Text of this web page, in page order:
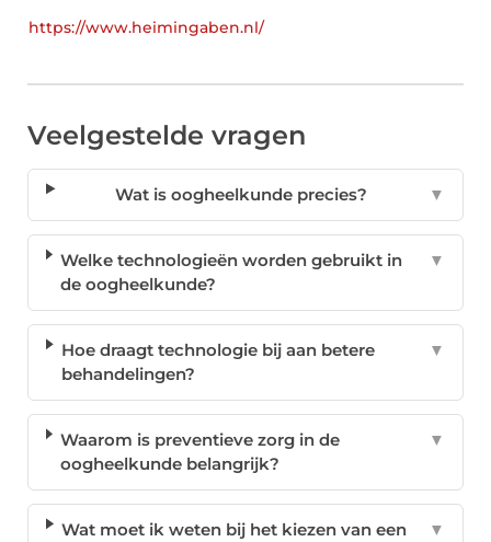
https://www.heimingaben.nl/
Veelgestelde vragen
Wat is oogheelkunde precies? ▼
Welke technologieën worden gebruikt in
de oogheelkunde?
▼
Hoe draagt technologie bij aan betere
behandelingen?
▼
Waarom is preventieve zorg in de
oogheelkunde belangrijk?
▼
Wat moet ik weten bij het kiezen van een
▼